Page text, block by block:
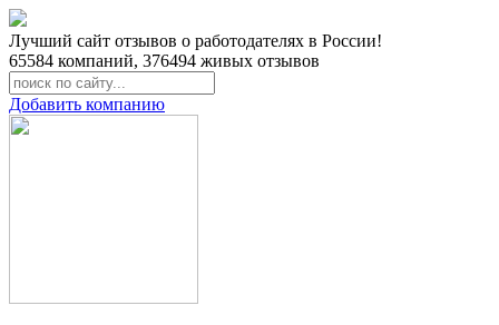
Лучший сайт отзывов о работодателях в России!
65584 компаний, 376494 живых отзывов
Добавить компанию